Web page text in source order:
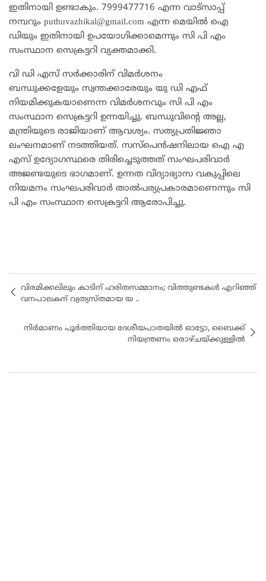
ഇതിനായി ഉണ്ടാകും. 7999477716 എന്ന വാട്സാപ്പ്
നമ്പറും puthuvazhikal@gmail.com എന്ന മെയിൽ ഐ
ഡിയും ഇതിനായി ഉപയോഗിക്കാമെന്നും സി പി എം
സംസ്ഥാന സെക്രട്ടറി വ്യക്തമാക്കി.
വി ഡി എസ് സർക്കാരിന് വിമർശനം
ബന്ധുക്കളേയും സ്വന്തക്കാരേയും യു ഡി എഫ്
നിയമിക്കുകയാണെന്ന വിമർശനവും സി പി എം
സംസ്ഥാന സെക്രട്ടറി ഉന്നയിച്ചു. ബന്ധുവിന്റെ അല്ല,
മന്ത്രിയുടെ രാജിയാണ് ആവശ്യം. സത്യപ്രതിജ്ഞാ
ലംഘനമാണ് നടത്തിയത്. സസ്പെൻഷനിലായ ഐ എ
എസ് ഉദ്യോഗസ്ഥരെ തിരിച്ചെടുത്തത് സംഘപരിവാർ
അജണ്ടയുടെ ഭാഗമാണ്. ഉന്നത വിദ്യാഭ്യാസ വകുപ്പിലെ
നിയമനം സംഘപരിവാർ താൽപര്യപ്രകാരമാണെന്നും സി
പി എം സംസ്ഥാന സെക്രട്ടറി ആരോപിച്ചു.
വിരമിക്കലിലും കാടിന് ഹരിതസമ്മാനം; വിത്തുണ്ടകൾ എറിഞ്ഞ്
വനപാലകന് വ്യത്യസ്തമായ യ ..
നിർമാണം പൂർത്തിയായ ദേശീയപാതയിൽ ഓട്ടോ, ബൈക്ക്
നിയന്ത്രണം ഒരാഴ്ചയ്ക്കുള്ളിൽ